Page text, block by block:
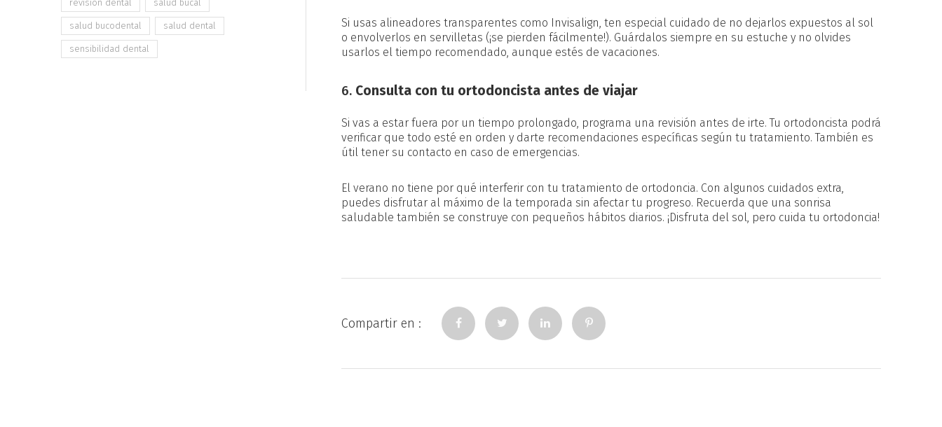
Si usas alineadores transparentes como Invisalign, ten especial cuidado de no dejarlos expuestos al sol
o envolverlos en servilletas (¡se pierden fácilmente!). Guárdalos siempre en su estuche y no olvides
usarlos el tiempo recomendado, aunque estés de vacaciones.
6. Consulta con tu ortodoncista antes de viajar
Si vas a estar fuera por un tiempo prolongado, programa una revisión antes de irte. Tu ortodoncista podrá
verificar que todo esté en orden y darte recomendaciones específicas según tu tratamiento. También es
útil tener su contacto en caso de emergencias.
El verano no tiene por qué interferir con tu tratamiento de ortodoncia. Con algunos cuidados extra,
puedes disfrutar al máximo de la temporada sin afectar tu progreso. Recuerda que una sonrisa
saludable también se construye con pequeños hábitos diarios. ¡Disfruta del sol, pero cuida tu ortodoncia!
Compartir en :
revision dental salud bucal
salud bucodental salud dental
sensibilidad dental